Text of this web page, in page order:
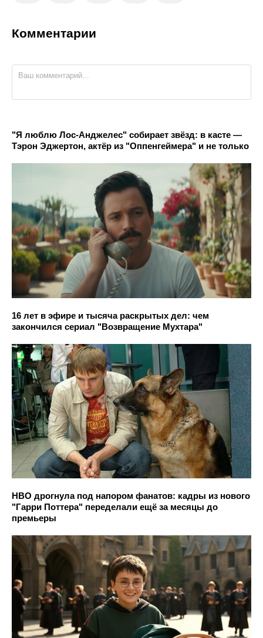
Комментарии
"Я люблю Лос-Анджелес" собирает звёзд: в касте —
Тэрон Эджертон, актёр из "Оппенгеймера" и не только
16 лет в эфире и тысяча раскрытых дел: чем
закончился сериал "Возвращение Мухтара"
HBO дрогнула под напором фанатов: кадры из нового
"Гарри Поттера" переделали ещё за месяцы до
премьеры